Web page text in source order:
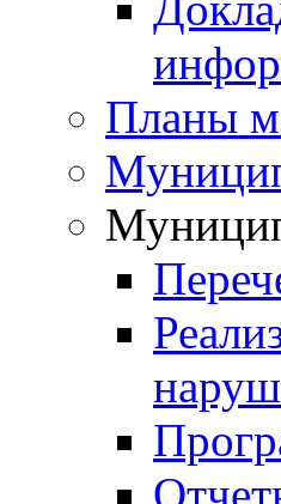
Планы